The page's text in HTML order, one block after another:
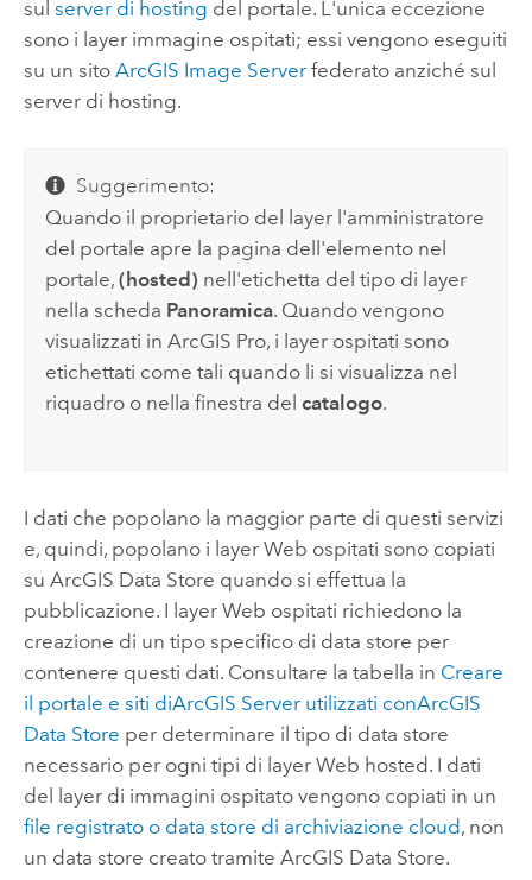
sul server di hosting del portale. L'unica eccezione
sono i layer immagine ospitati; essi vengono eseguiti
su un sito ArcGIS Image Serverfederato anziché sul
server di hosting.
Suggerimento:
Quando il proprietario del layer l'amministratore
del portale apre la pagina dell'elemento nel
portale,(hosted) nell'etichetta del tipo di layer
nella scheda Panoramica. Quando vengono
visualizzati inArcGIS Pro, i layer ospitati sono
etichettati come tali quando li si visualizza nel
riquadro o nella finestra delcatalogo.
I dati che popolano la maggior parte di questi servizi
e, quindi, popolano i layer Web ospitati sono copiati
su ArcGIS Data Store quando si effettua la
pubblicazione. I layer Web ospitati richiedono la
creazione di un tipo specifico di data store per
contenere questi dati. Consultare la tabella in Creare
il portale e siti diArcGIS Serverutilizzati conArcGIS
Data Store per determinare il tipo di data store
necessario per ogni tipi di layer Web hosted. I dati
del layer di immagini ospitato vengono copiati in un
file registrato o data store di archiviazione cloud, non
un data store creato tramite ArcGIS Data Store.